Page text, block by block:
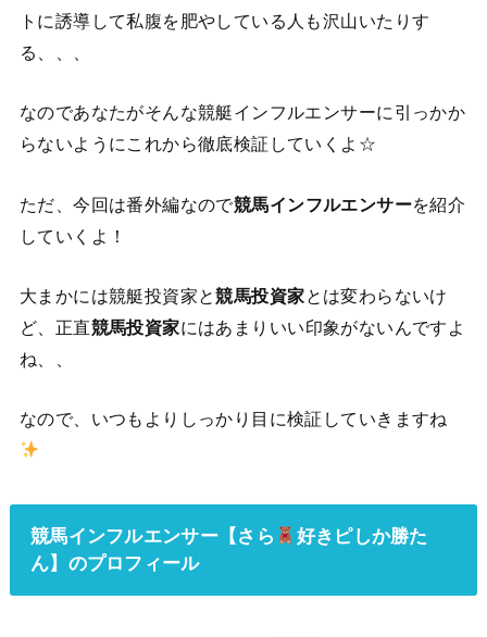
トに誘導して私腹を肥やしている人も沢山いたりす
る、、、
なのであなたがそんな競艇インフルエンサーに引っかか
らないようにこれから徹底検証していくよ☆
ただ、今回は番外編なので競馬インフルエンサーを紹介
していくよ！
大まかには競艇投資家と競馬投資家とは変わらないけ
ど、正直競馬投資家にはあまりいい印象がないんですよ
ね、、
なので、いつもよりしっかり目に検証していきますね
競馬インフルエンサー【 さら
好きピしか勝た
ん】のプロフィール